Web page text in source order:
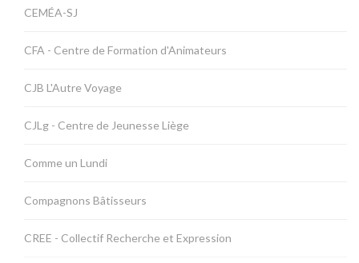
CEMÉA-SJ
CFA - Centre de Formation d'Animateurs
CJB L'Autre Voyage
CJLg - Centre de Jeunesse Liège
Comme un Lundi
Compagnons Bâtisseurs
CREE - Collectif Recherche et Expression